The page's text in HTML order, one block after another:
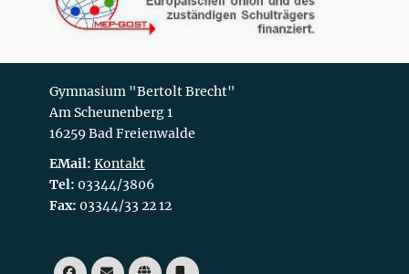
Gymnasium "Bertolt Brecht"
Am Scheunenberg 1
16259 Bad Freienwalde
EMail: Kontakt
Tel: 03344/3806
Fax: 03344/33 22 12
Facebook
E- WebsiteTelefon